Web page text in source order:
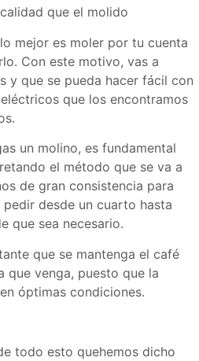
que el molido
mejor es moler por tu cuenta
Con este motivo, vas a
y que se pueda hacer fácil con
que los encontramos
un molino, es fundamental
el método que se va a
de gran consistencia para
desde un cuarto hasta
que sea necesario.
que se mantenga el café
que venga, puesto que la
óptimas condiciones.
todo esto quehemos dicho